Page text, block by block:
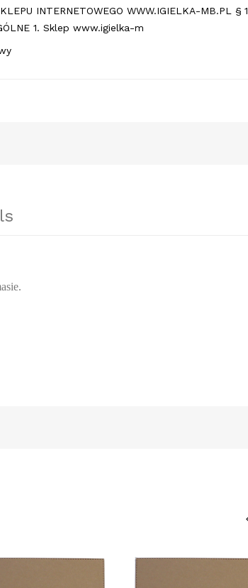
INTERNETOWEGO WWW.IGIELKA-MB.PL § 1
1. Sklep www.igielka-m